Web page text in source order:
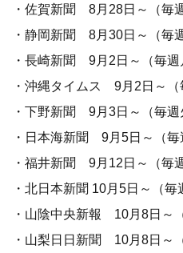
・佐賀新聞 8月28日～（毎
・静岡新聞 8月30日～（毎
・長崎新聞 9月2日～（毎週
・沖縄タイムス 9月2日～（
・下野新聞 9月3日～（毎週
・日本海新聞 9月5日～（毎
・福井新聞 9月12日～（毎
・北日本新聞 10月5日～（毎
・山陰中央新報 10月8日～
・山梨日日新聞 10月8日～